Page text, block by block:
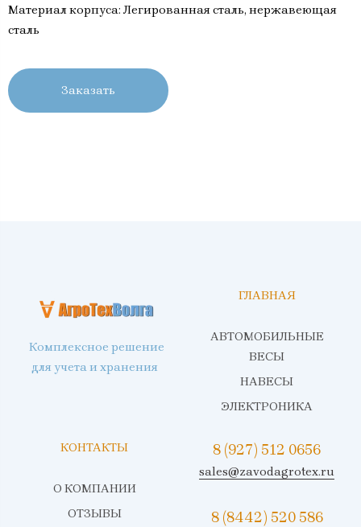
Материал корпуса: Легированная сталь, нержавеющая
сталь
Заказать
Комплексное решение
для учета и хранения
ГЛАВНАЯ
АВТОМОБИЛЬНЫЕ
ВЕСЫ
НАВЕСЫ
ЭЛЕКТРОНИКА
КОНТАКТЫ
О КОМПАНИИ
ОТЗЫВЫ
8 (927) 512 0656
sales@zavodagrotex.ru
8 (8442) 520 586